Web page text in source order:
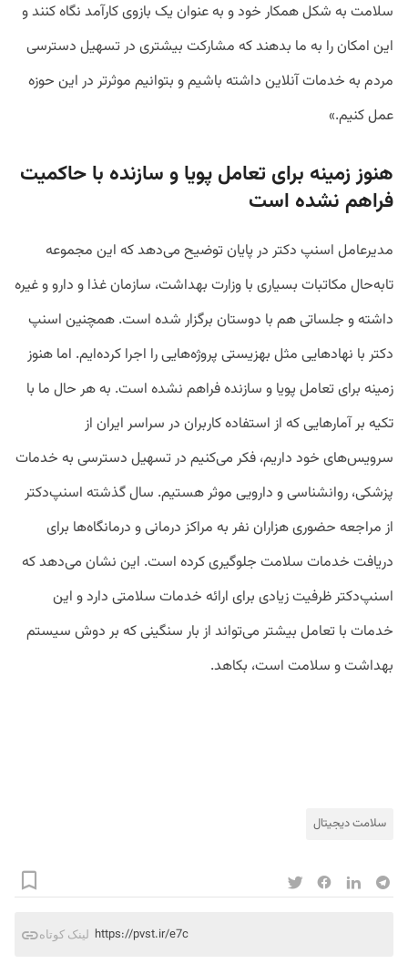
سلامت به شکل همکار خود و به عنوان یک بازوی کارآمد نگاه کنند و
این امکان را به ما بدهند که مشارکت بیشتری در تسهیل دسترسی
مردم به خدمات آنلاین داشته باشیم و بتوانیم موثرتر در این حوزه
عمل کنیم.»
هنوز زمینه برای تعامل پویا و سازنده با حاکمیت
فراهم نشده است
مدیرعامل اسنپ دکتر در پایان توضیح می‌دهد که این مجموعه
تابه‌حال مکاتبات بسیاری با وزارت بهداشت، سازمان غذا و دارو و غیره
داشته‌ و جلساتی هم با دوستان برگزار شده است. همچنین اسنپ
دکتر با نهادهایی مثل بهزیستی پروژه‌هایی را اجرا کرده‌ایم. اما هنوز
زمینه برای تعامل پویا و سازنده فراهم نشده است. به هر حال ما با
تکیه بر آمارهایی که از استفاده کاربران در سراسر ایران از
سرویس‌های خود داریم، فکر می‌کنیم در تسهیل دسترسی به خدمات
پزشکی، روانشناسی و دارویی موثر هستیم. سال گذشته اسنپ‌دکتر
از مراجعه حضوری هزاران نفر به مراکز درمانی و درمانگاه‌ها برای
دریافت خدمات سلامت جلوگیری کرده است. این نشان می‌دهد که
اسنپ‌دکتر ظرفیت زیادی برای ارائه خدمات سلامتی دارد و این
خدمات با تعامل بیشتر می‌تواند از بار سنگینی که بر دوش سیستم
بهداشت و سلامت است، بکاهد.
سلامت دیجیتال
لینک کوتاه https://pvst.ir/e7c